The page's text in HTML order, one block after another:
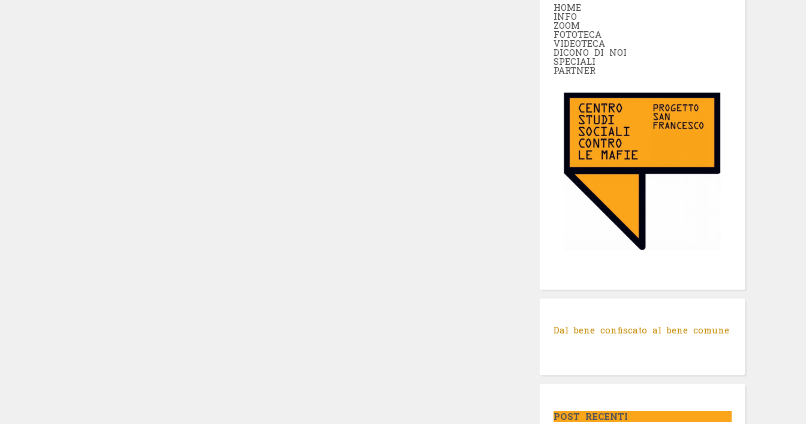
HOME
INFO
ZOOM
FOTOTECA
VIDEOTECA
DICONO DI NOI
SPECIALI
PARTNER
Dal bene confiscato al bene comune
POST RECENTI